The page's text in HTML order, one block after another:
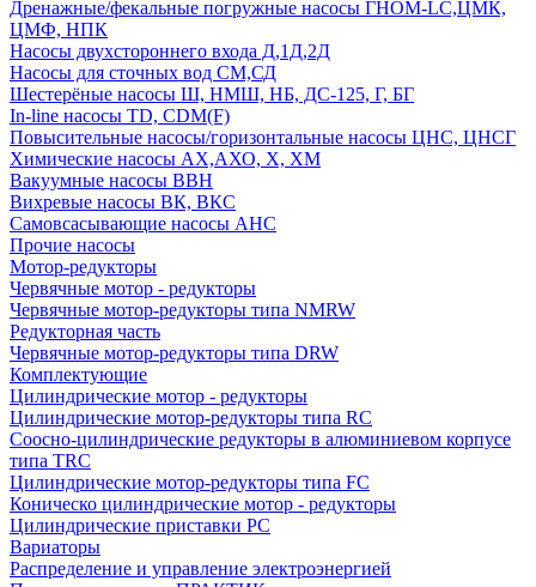
Дренажные/фекальные погружные насосы ГНОМ-LC,ЦМК,
ЦМФ, НПК
Насосы двухстороннего входа Д,1Д,2Д
Насосы для сточных вод СМ,СД
Шестерёные насосы Ш, НМШ, НБ, ДС-125, Г, БГ
In-line насосы TD, CDM(F)
Повысительные насосы/горизонтальные насосы ЦНС, ЦНСГ
Химические насосы АХ,АХО, Х, ХМ
Вакуумные насосы ВВН
Вихревые насосы ВК, ВКС
Самовсасывающие насосы АНС
Прочие насосы
Мотор-редукторы
Червячные мотор - редукторы
Червячные мотор-редукторы типа NMRW
Редукторная часть
Червячные мотор-редукторы типа DRW
Комплектующие
Цилиндрические мотор - редукторы
Цилиндрические мотор-редукторы типа RC
Соосно-цилиндрические редукторы в алюминиевом корпусе
типа TRC
Цилиндрические мотор-редукторы типа FC
Коническо цилиндрические мотор - редукторы
Цилиндрические приставки PC
Вариаторы
Распределение и управление электроэнергией